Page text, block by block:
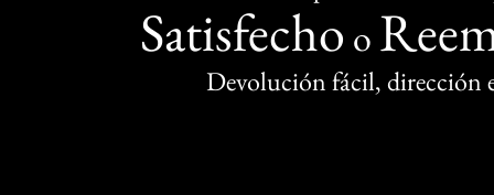
Satisfecho o
Devolución fácil, dirección